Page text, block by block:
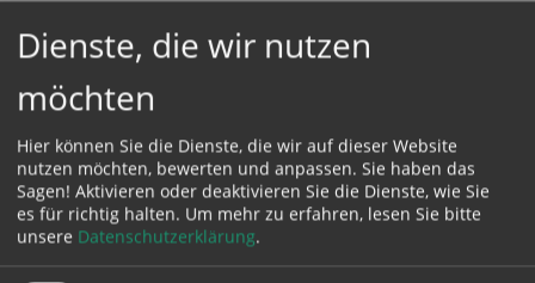
vor. Die rumänisch-orthodoxe Pfarre in Linz wurde im
Jahr 2004 gegründet und D.Dl.Mag.Dr. Prof. Emanuel
Sorin Bugner als Pfarrer ernannt. Seither ist unsere
die Möglichkeit, unsere Gottesdienste regelmäßigzu
feiern. Unsere aktuelle Adresse ist Fröbelstr 30, 4020
Linz (Don Bosco) , wo wir als Gäste eingemietet sind.
Dafür sind wir der römisch-katholischen Gemeinde
Dienste, die wir nutzen
möchten
Hier können Sie die Dienste, die wir auf dieser Website
nutzen möchten, bewerten und anpassen. Sie haben das
Sagen! Aktivieren oder deaktivieren Sie die Dienste, wie Sie
es für richtig halten. Um mehr zu erfahren, lesen Sie bitte
unsere Datenschutzerklärung.